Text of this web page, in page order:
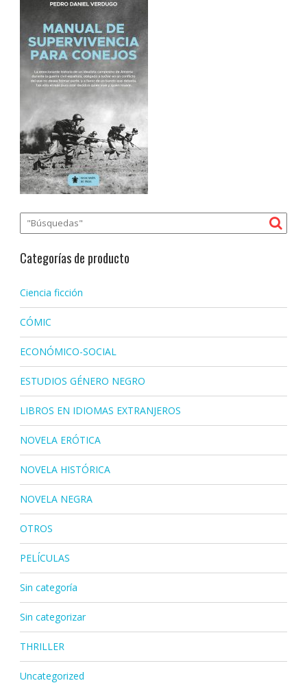
Categorías de producto
Ciencia ficción
CÓMIC
ECONÓMICO-SOCIAL
ESTUDIOS GÉNERO NEGRO
LIBROS EN IDIOMAS EXTRANJEROS
NOVELA ERÓTICA
NOVELA HISTÓRICA
NOVELA NEGRA
OTROS
PELÍCULAS
Sin categoría
Sin categorizar
THRILLER
Uncategorized